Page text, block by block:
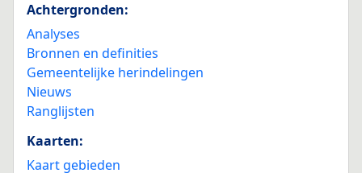
Achtergronden:
Analyses
Bronnen en definities
Gemeentelijke herindelingen
Nieuws
Ranglijsten
Kaarten:
Kaart gebieden